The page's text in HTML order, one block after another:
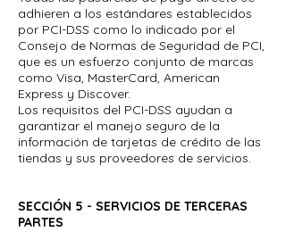
adhieren a los estándares establecidos
por PCI-DSS como lo indicado por el
Consejo de Normas de Seguridad de PCI,
que es un esfuerzo conjunto de marcas
como Visa, MasterCard, American
Express y Discover.
Los requisitos del PCI-DSS ayudan a
garantizar el manejo seguro de la
información de tarjetas de crédito de las
tiendas y sus proveedores de servicios.
SECCIÓN 5 - SERVICIOS DE TERCERAS
PARTES